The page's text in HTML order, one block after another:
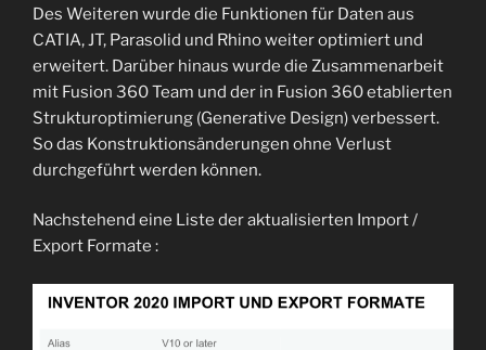
Des Weiteren wurde die Funktionen für Daten aus
CATIA, JT, Parasolid und Rhino weiter optimiert und
erweitert. Darüber hinaus wurde die Zusammenarbeit
mit Fusion 360 Team und der in Fusion 360 etablierten
Strukturoptimierung (Generative Design) verbessert.
So das Konstruktionsänderungen ohne Verlust
durchgeführt werden können.
Nachstehend eine Liste der aktualisierten Import /
Export Formate :